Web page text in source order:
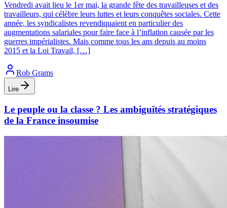
Vendredi avait lieu le 1er mai, la grande fête des travailleuses et des
travailleurs, qui célèbre leurs luttes et leurs conquêtes sociales. Cette
année, les syndicalistes revendiquaient en particulier des
augmentations salariales pour faire face à l’inflation causée par les
guerres impérialistes. Mais comme tous les ans depuis au moins
2015 et la Loi Travail, […]
Rob Grams
Lire
Le peuple ou la classe ? Les ambiguïtés stratégiques
de la France insoumise